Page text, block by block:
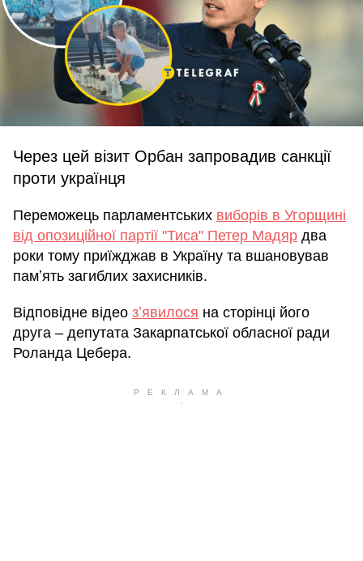
Через цей візит Орбан запровадив санкції
проти українця
Переможець парламентських виборів в Угорщині
від опозиційної партії "Тиса" Петер Мадяр два
роки тому приїжджав в Україну та вшановував
памʼять загиблих захисників.
Відповідне відео зʼявилося на сторінці його
друга – депутата Закарпатської обласної ради
Роланда Цебера.